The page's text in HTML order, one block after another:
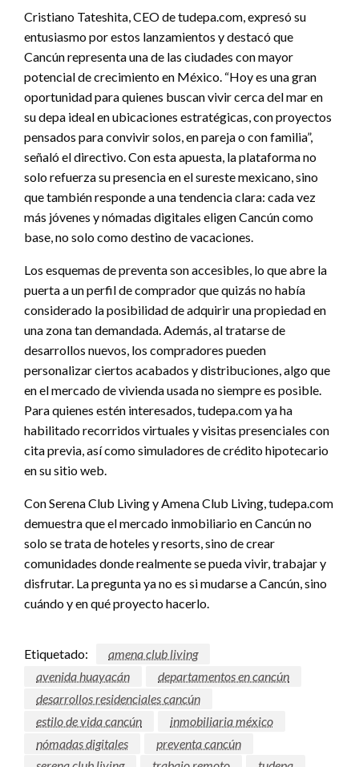
Cristiano Tateshita, CEO de tudepa.com, expresó su
entusiasmo por estos lanzamientos y destacó que
Cancún representa una de las ciudades con mayor
potencial de crecimiento en México. “Hoy es una gran
oportunidad para quienes buscan vivir cerca del mar en
su depa ideal en ubicaciones estratégicas, con proyectos
pensados para convivir solos, en pareja o con familia”,
señaló el directivo. Con esta apuesta, la plataforma no
solo refuerza su presencia en el sureste mexicano, sino
que también responde a una tendencia clara: cada vez
más jóvenes y nómadas digitales eligen Cancún como
base, no solo como destino de vacaciones.
Los esquemas de preventa son accesibles, lo que abre la
puerta a un perfil de comprador que quizás no había
considerado la posibilidad de adquirir una propiedad en
una zona tan demandada. Además, al tratarse de
desarrollos nuevos, los compradores pueden
personalizar ciertos acabados y distribuciones, algo que
en el mercado de vivienda usada no siempre es posible.
Para quienes estén interesados, tudepa.com ya ha
habilitado recorridos virtuales y visitas presenciales con
cita previa, así como simuladores de crédito hipotecario
en su sitio web.
Con Serena Club Living y Amena Club Living, tudepa.com
demuestra que el mercado inmobiliario en Cancún no
solo se trata de hoteles y resorts, sino de crear
comunidades donde realmente se pueda vivir, trabajar y
disfrutar. La pregunta ya no es si mudarse a Cancún, sino
cuándo y en qué proyecto hacerlo.
Etiquetado:
amena club living
avenida huayacán
departamentos en cancún
desarrollos residenciales cancún
estilo de vida cancún
inmobiliaria méxico
nómadas digitales
preventa cancún